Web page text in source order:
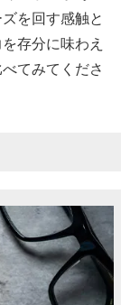
を回す感触と
存分に味わえ
てみてくださ